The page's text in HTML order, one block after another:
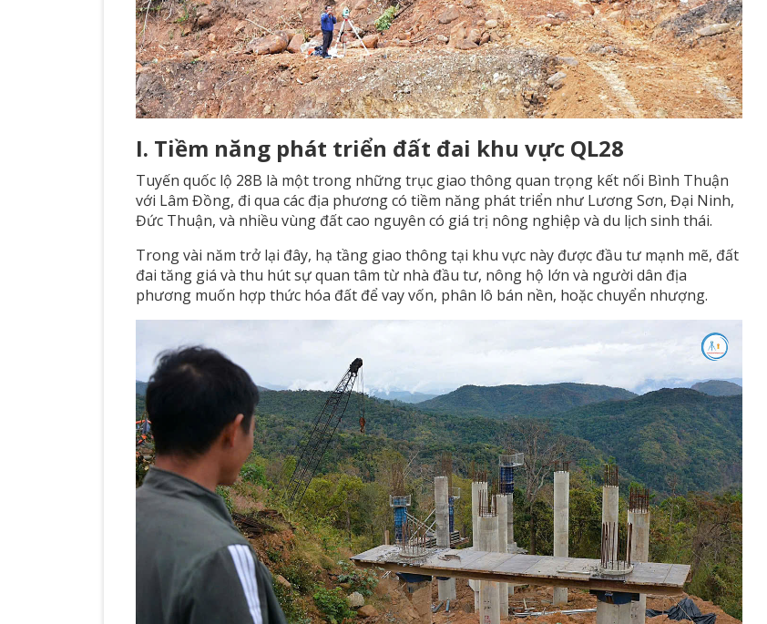
I. Tiềm năng phát triển đất đai khu vực QL28
Tuyến quốc lộ 28B là một trong những trục giao thông quan trọng kết nối Bình Thuận
với Lâm Đồng, đi qua các địa phương có tiềm năng phát triển như Lương Sơn, Đại Ninh,
Đức Thuận, và nhiều vùng đất cao nguyên có giá trị nông nghiệp và du lịch sinh thái.
Trong vài năm trở lại đây, hạ tầng giao thông tại khu vực này được đầu tư mạnh mẽ, đất
đai tăng giá và thu hút sự quan tâm từ nhà đầu tư, nông hộ lớn và người dân địa
phương muốn hợp thức hóa đất để vay vốn, phân lô bán nền, hoặc chuyển nhượng.